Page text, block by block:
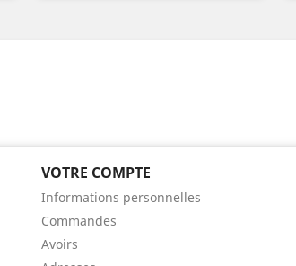
VOTRE COMPTE
Informations personnelles
Commandes
Avoirs